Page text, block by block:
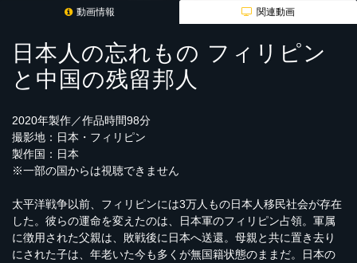
動画情報 関連動画
日本人の忘れもの フィリピン
と中国の残留邦人
2020年製作／作品時間98分
撮影地：日本・フィリピン
製作国：日本
※一部の国からは視聴できません
太平洋戦争以前、フィリピンには3万人もの日本人移民社会が存在
した。彼らの運命を変えたのは、日本軍のフィリピン占領。軍属
に徴用された父親は、敗戦後に日本へ送還。母親と共に置き去り
にされた子は、年老いた今も多くが無国籍状態のままだ。日本の